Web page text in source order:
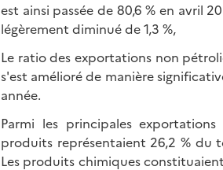
est ainsi passée de 80,6 % en avril
légèrement diminué de 1,3 %,
Le ratio des exportations non
s'est amélioré de manière
année.
Parmi les principales
produits représentaient 26,2 % du
Les produits chimiques